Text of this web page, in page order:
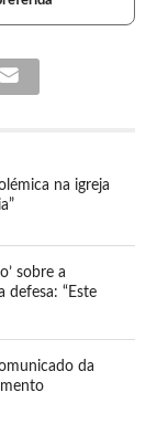
na igreja
sobre a
defesa: “Este
da